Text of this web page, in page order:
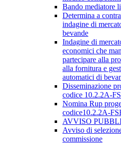
Bando mediatore
Determina a
indagine di
bevande
Indagine di
economici che
partecipare alla
alla fornitura e
automatici di
Disseminazione
codice 10.2.2A-
Nomina Rup
codice10.2.2A-
AVVISO
Avviso di
commissione